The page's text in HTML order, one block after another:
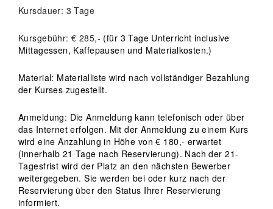
Kursdauer: 3 Tage
Kursgebühr: € 285,- (für 3 Tage Unterricht inclusive
Mittagessen, Kaffepausen und Materialkosten.)
Material: Materialliste wird nach vollständiger Bezahlung
der Kurses zugestellt.
Anmeldung: Die Anmeldung kann telefonisch oder über
das Internet erfolgen. Mit der Anmeldung zu einem Kurs
wird eine Anzahlung in Höhe von € 180,- erwartet
(innerhalb 21 Tage nach Reservierung). Nach der 21-
Tagesfrist wird der Platz an den nächsten Bewerber
weitergegeben. Sie werden bei oder kurz nach der
Reservierung über den Status Ihrer Reservierung
informiert.